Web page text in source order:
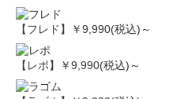
【フレド】 ￥9,990(税込)～
【レポ】 ￥9,990(税込)～